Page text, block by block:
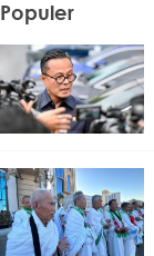
Populer